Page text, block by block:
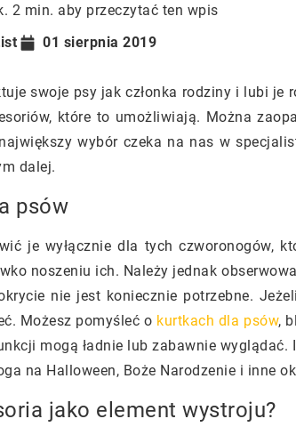
2 min. aby przeczytać ten wpis
01 sierpnia 2019
swoje psy jak członka rodziny i lubi je
które to umożliwiają. Można
wybór czeka na nas w
dalej.
psów
je wyłącznie dla tych czworonogów,
noszeniu ich. Należy jednak
nie jest koniecznie potrzebne.
Możesz pomyśleć o kurtkach dla psów,
mogą ładnie lub zabawnie
na Halloween, Boże Narodzenie i inne
jako element wystroju?